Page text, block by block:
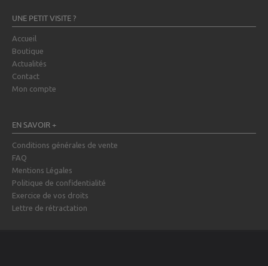
UNE PETIT VISITE ?
Accueil
Boutique
Actualités
Contact
Mon compte
EN SAVOIR +
Conditions générales de vente
FAQ
Mentions Légales
Politique de confidentialité
Exercice de vos droits
Lettre de rétractation